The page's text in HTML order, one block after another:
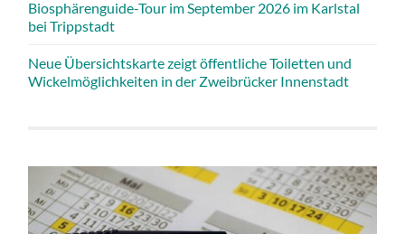
Biosphärenguide-Tour im September 2026 im Karlstal
bei Trippstadt
Neue Übersichtskarte zeigt öffentliche Toiletten und
Wickelmöglichkeiten in der Zweibrücker Innenstadt